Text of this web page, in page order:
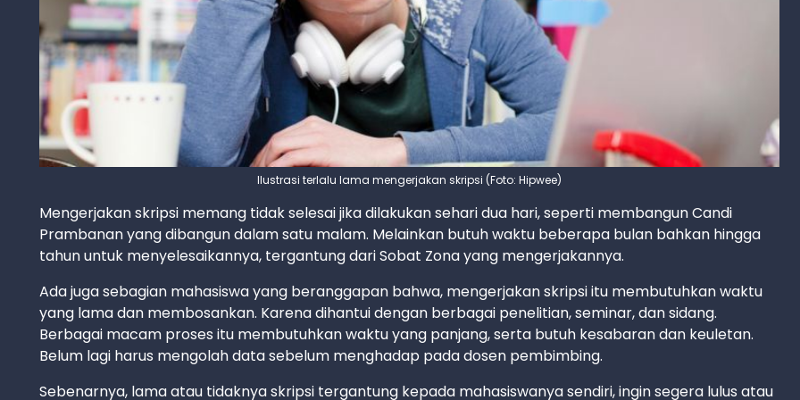
Ilustrasi terlalu lama mengerjakan skripsi (Foto: Hipwee)
Mengerjakan skripsi memang tidak selesai jika dilakukan sehari dua hari, seperti membangun Candi
Prambanan yang dibangun dalam satu malam. Melainkan butuh waktu beberapa bulan bahkan hingga
tahun untuk menyelesaikannya, tergantung dari Sobat Zona yang mengerjakannya.
Ada juga sebagian mahasiswa yang beranggapan bahwa, mengerjakan skripsi itu membutuhkan waktu
yang lama dan membosankan. Karena dihantui dengan berbagai penelitian, seminar, dan sidang.
Berbagai macam proses itu membutuhkan waktu yang panjang, serta butuh kesabaran dan keuletan.
Belum lagi harus mengolah data sebelum menghadap pada dosen pembimbing.
Sebenarnya, lama atau tidaknya skripsi tergantung kepada mahasiswanya sendiri, ingin segera lulus atau